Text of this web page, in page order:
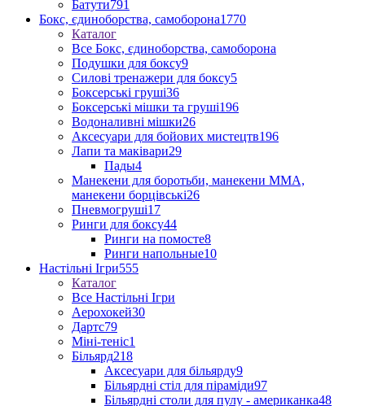
Батути791
Бокс, єдиноборства, самоборона1770
Каталог
Все Бокс, єдиноборства, самоборона
Подушки для боксу9
Силові тренажери для боксу5
Боксерські груші36
Боксерські мішки та груші196
Водоналивні мішки26
Аксесуари для бойових мистецтв196
Лапи та маківари29
Пады4
Манекени для боротьби, манекени ММА,
манекени борцівські26
Пневмогруші17
Ринги для боксу44
Ринги на помосте8
Ринги напольные10
Настільні Ігри555
Каталог
Все Настільні Ігри
Аерохокей30
Дартс79
Міні-теніс1
Більярд218
Аксесуари для більярду9
Більярдні стіл для піраміди97
Більярдні столи для пулу - американка48